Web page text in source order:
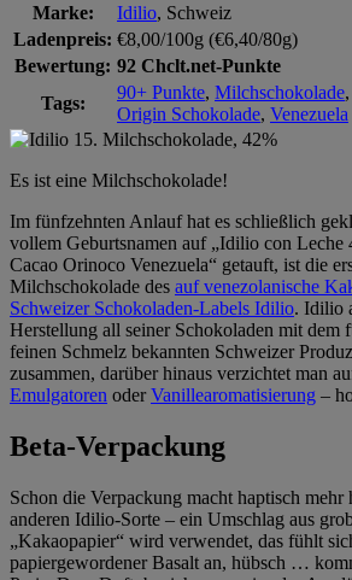
Marke:
Idilio, Schweiz
Ladenpreis: €8,00/100g (€6,40/80g)
Bewertung: 92 Chclt.net-Punkte
Tags:
90+ Punkte, Milchschokolade,
Origin Schokolade, Venezuela
Es ist eine Milchschokolade!
Im fünfzehnten Anlauf hat es schließlich
vollem Geburtsnamen auf „Idilio con Leche
Cacao Orinoco Venezuela“ getauft, ist die
Milchschokolade des auf venezolanische
Schweizer Schokoladen-Labels Idilio. Idilio
Herstellung all seiner Schokoladen mit dem
feinen Schmelz bekannten Schweizer
zusammen, darüber hinaus verzichtet man
Emulgatoren oderVanillearomatisierung –
Beta-Verpackung
Schon die Verpackung macht haptisch mehr
anderen Idilio-Sorte – ein Umschlag aus
„Kakaopapier“ wird verwendet, das fühlt
papiergewordener Basalt an, hübsch …